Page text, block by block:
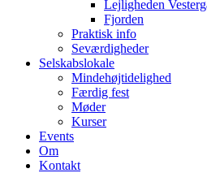
Lejligheden
Fjorden
Praktisk info
Seværdigheder
Selskabslokale
Mindehøjtidelighed
Færdig fest
Møder
Kurser
Events
Om
Kontakt